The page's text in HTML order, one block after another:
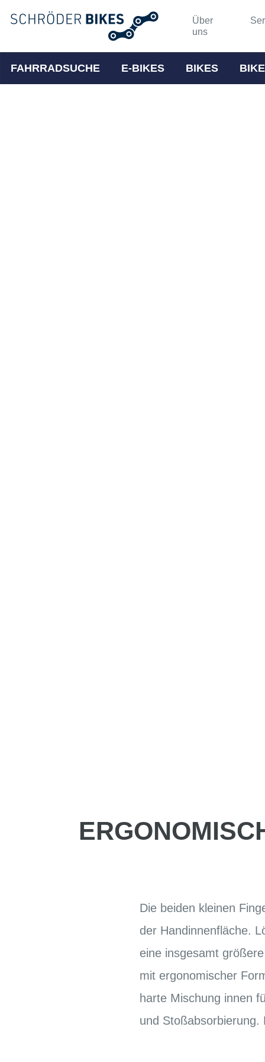
Über
uns
FAHRRADSUCHE E-BIKES BIKES
Die beiden kleinen
der Handinnenfläche.
eine insgesamt
mit ergonomischer
harte Mischung innen
und Stoßabsorbierung.